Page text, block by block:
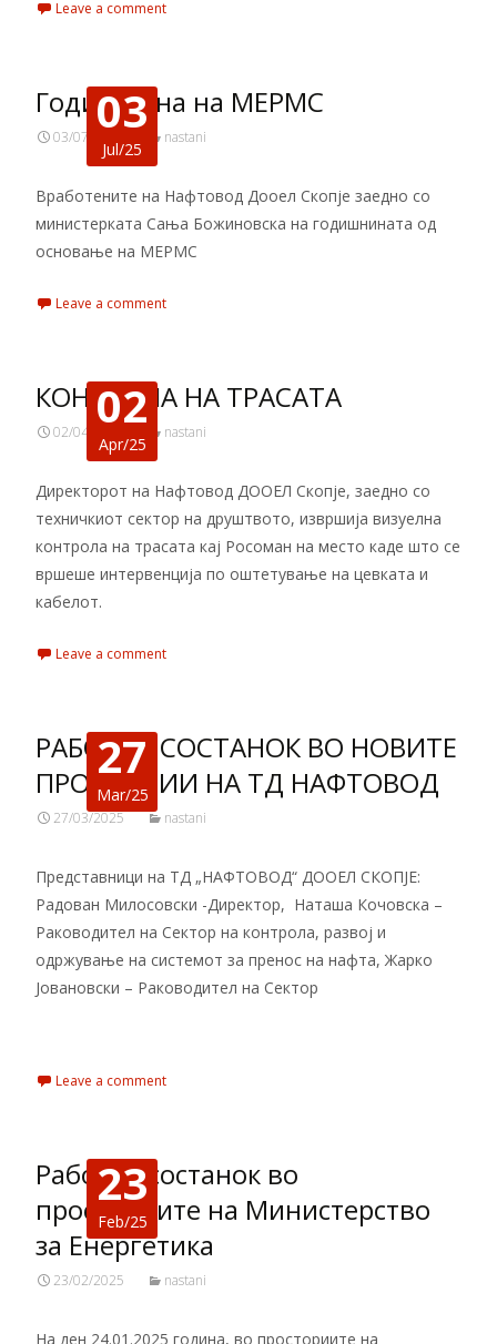
Leave a comment
03
Jul/25
Годишнина на МЕРМС
03/07/2025 nastani
Вработените на Нафтовод Дооел Скопје заедно со
министерката Сања Божиновска на годишнината од
основање на МЕРМС
Leave a comment
02
Apr/25
КОНТРОЛА НА ТРАСАТА
02/04/2025 nastani
Директорот на Нафтовод ДООЕЛ Скопје, заедно со
техничкиот сектор на друштвото, извршија визуелна
контрола на трасата кај Росоман на место каде што се
вршеше интервенција по оштетување на цевката и
кабелот.
Leave a comment
27
Mar/25
РАБОТЕН СОСТАНОК ВО НОВИТЕ
ПРОСТОРИИ НА ТД НАФТОВОД
27/03/2025 nastani
Представници на ТД „НАФТОВОД“ ДООЕЛ СКОПЈЕ:
Радован Милосовски -Директор, Наташа Кочовска –
Раководител на Сектор на контрола, развој и
одржување на системот за пренос на нафта, Жарко
Јовановски – Раководител на Сектор
Leave a comment
23
Feb/25
Работен состанок во
просториите на Министерство
за Енергетика
23/02/2025 nastani
На ден 24.01.2025 година, во просториите на